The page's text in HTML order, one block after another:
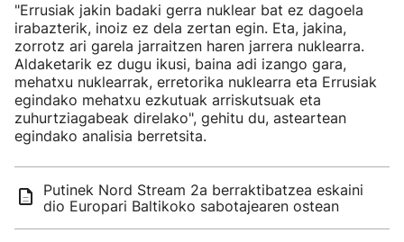
"Errusiak jakin badaki gerra nuklear bat ez dagoela
irabazterik, inoiz ez dela zertan egin. Eta, jakina,
zorrotz ari garela jarraitzen haren jarrera nuklearra.
Aldaketarik ez dugu ikusi, baina adi izango gara,
mehatxu nuklearrak, erretorika nuklearra eta Errusiak
egindako mehatxu ezkutuak arriskutsuak eta
zuhurtziagabeak direlako", gehitu du, asteartean
egindako analisia berretsita.
Putinek Nord Stream 2a berraktibatzea eskaini
dio Europari Baltikoko sabotajearen ostean